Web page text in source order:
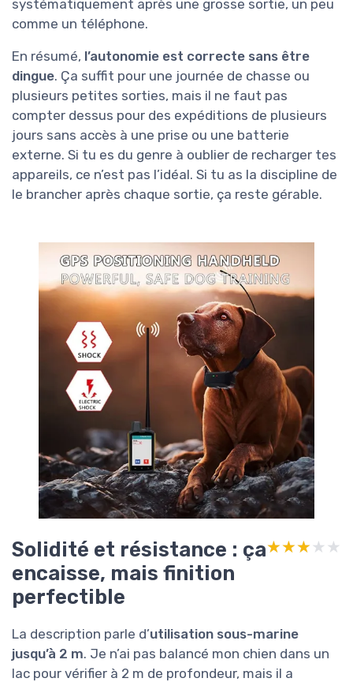
systématiquement après une grosse sortie, un peu
comme un téléphone.
En résumé, l’autonomie est correcte sans être
dingue. Ça suffit pour une journée de chasse ou
plusieurs petites sorties, mais il ne faut pas
compter dessus pour des expéditions de plusieurs
jours sans accès à une prise ou une batterie
externe. Si tu es du genre à oublier de recharger tes
appareils, ce n’est pas l’idéal. Si tu as la discipline de
le brancher après chaque sortie, ça reste gérable.
Solidité et résistance : ça
encaisse, mais finition
perfectible
★★★★★
★★★★★
La description parle d’utilisation sous-marine
jusqu’à 2 m. Je n’ai pas balancé mon chien dans un
lac pour vérifier à 2 m de profondeur, mais il a